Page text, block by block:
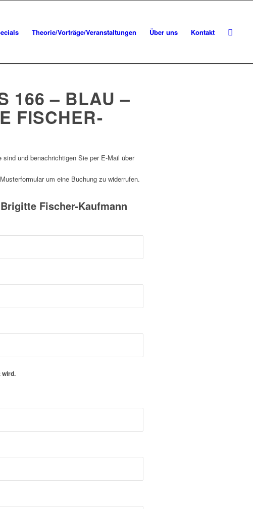
Theorie/Vorträge/Veranstaltungen Über uns Kontakt
166 – BLAU –
FISCHER-
und benachrichtigen Sie per E-Mail über
um eine Buchung zu widerrufen.
Fischer-Kaufmann
wird.